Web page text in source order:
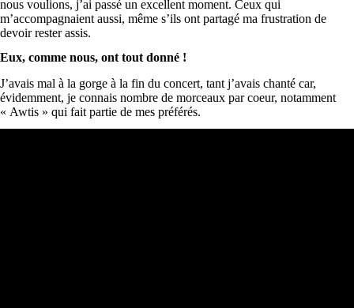
nous voulions, j’ai passé un excellent moment. Ceux qui
m’accompagnaient aussi, même s’ils ont partagé ma frustration de
devoir rester assis.
Eux, comme nous, ont tout donné !
J’avais mal à la gorge à la fin du concert, tant j’avais chanté car,
évidemment, je connais nombre de morceaux par coeur, notamment
« Awtis » qui fait partie de mes préférés.